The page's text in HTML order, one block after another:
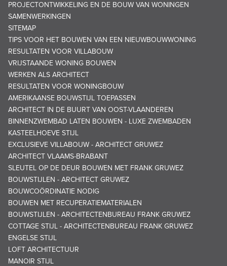
PROJECTONTWIKKELING EN DE BOUW VAN WONINGEN
SAMENWERKINGEN
SITEMAP
TIPS VOOR HET BOUWEN VAN EEN NIEUWBOUWWONING
RESULTATEN VOOR VILLABOUW
VRIJSTAANDE WONING BOUWEN
WERKEN ALS ARCHITECT
RESULTATEN VOOR WONINGBOUW
AMERIKAANSE BOUWSTIJL TOEPASSEN
ARCHITECT IN DE BUURT VAN OOST-VLAANDEREN
BINNENZWEMBAD LATEN BOUWEN - LUXE ZWEMBADEN
KASTEELHOEVE STIJL
EXCLUSIEVE VILLABOUW - ARCHITECT GRUWEZ
ARCHITECT VLAAMS-BRABANT
SLEUTEL OP DE DEUR BOUWEN MET FRANK GRUWEZ
BOUWSTIJLEN - ARCHITECT GRUWEZ
BOUWCOÖRDINATIE NODIG
BOUWEN MET RECUPERATIEMATERIALEN
BOUWSTIJLEN - ARCHITECTENBUREAU FRANK GRUWEZ
COTTAGE STIJL - ARCHITECTENBUREAU FRANK GRUWEZ
ENGELSE STIJL
LOFT ARCHITECTUUR
MANOIR STIJL